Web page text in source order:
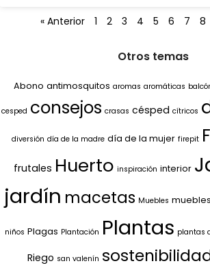
« Anterior 1 2 3 4 5 6 7 8
Otros temas
Abono antimosquitos aromas aromáticas
cesped consejos crasas césped cítricos
diversión día de la madre día de la mujer firepit
frutales Huerto inspiración interior
jardín macetas Muebles
niños Plagas Plantación Plantas plantas
Riego san valenín